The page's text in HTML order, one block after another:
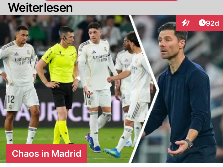
Weiterlesen
7
Interaktionen
92d
Chaos in Madrid